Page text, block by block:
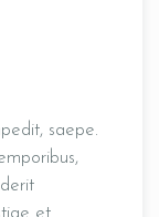
saepe.
et